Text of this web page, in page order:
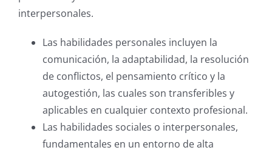
interpersonales.
Las habilidades personales incluyen la
comunicación, la adaptabilidad, la resolución
de conflictos, el pensamiento crítico y la
autogestión, las cuales son transferibles y
aplicables en cualquier contexto profesional.
Las habilidades sociales o interpersonales,
fundamentales en un entorno de alta